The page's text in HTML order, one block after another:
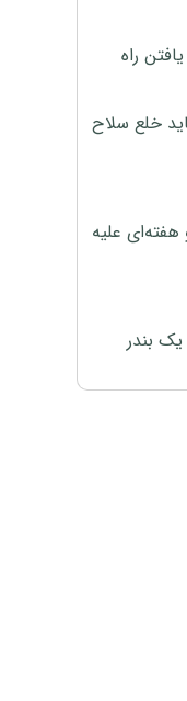
راه
خلع سلاح
علیه
یک بندر